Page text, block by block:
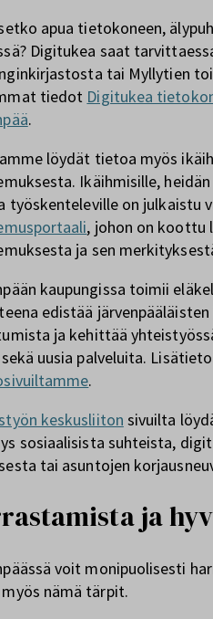
apua tietokoneen,
Digitukea saat
tai Myllytien
tiedot Digitukea
.
löydät tietoa myös
Ikäihmisille,
työskenteleville on julkaistu
, johon on
ja sen
kaupungissa toimii
edistää
ja kehittää
uusia palveluita.
.
keskusliiton sivuilta
sosiaalisista suhteista,
tai asuntojen
ja
voit monipuolisesti
nämä tärpit.